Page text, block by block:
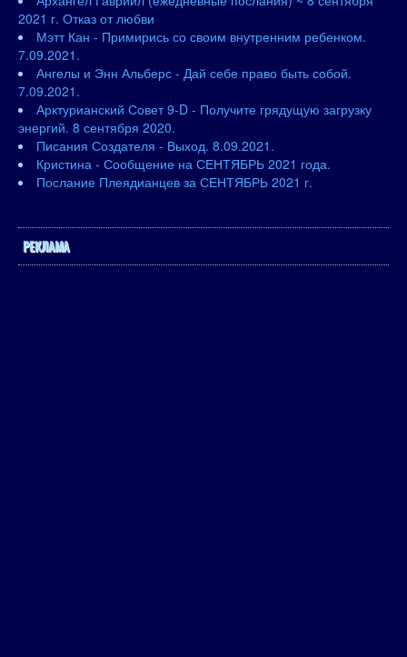
2021 г. Отказ от любви
Мэтт Кан - Примирись со своим внутренним ребенком.
7.09.2021.
Ангелы и Энн Альберс - Дай себе право быть собой.
7.09.2021.
Арктурианский Совет 9-D - Получите грядущую загрузку
энергий. 8 сентября 2020.
Писания Создателя - Выход. 8.09.2021.
Кристина - Сообщение на СЕНТЯБРЬ 2021 года.
Послание Плеядианцев за СЕНТЯБРЬ 2021 г.
РЕКЛАМА